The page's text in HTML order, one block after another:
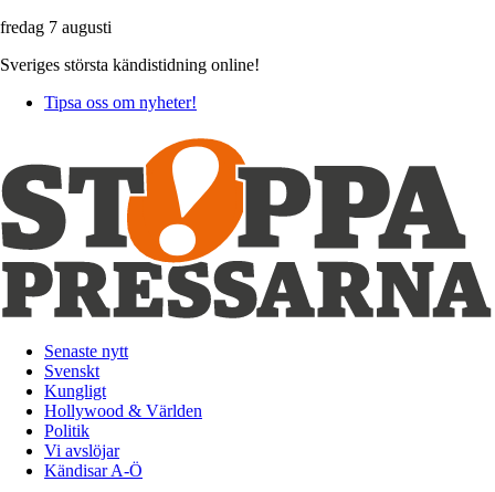
fredag 7 augusti
Sveriges största kändistidning online!
Tipsa oss om nyheter!
Senaste nytt
Svenskt
Kungligt
Hollywood & Världen
Politik
Vi avslöjar
Kändisar A-Ö